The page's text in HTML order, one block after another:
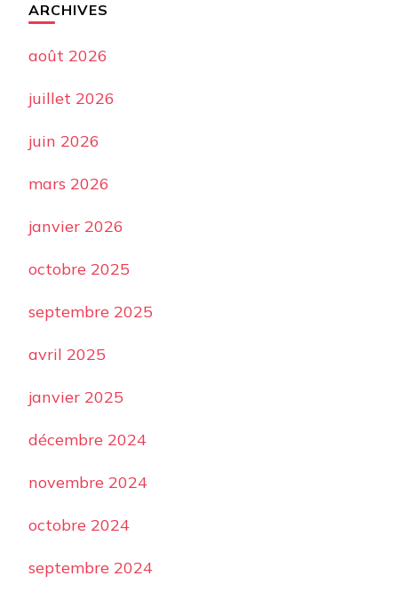
ARCHIVES
août 2026
juillet 2026
juin 2026
mars 2026
janvier 2026
octobre 2025
septembre 2025
avril 2025
janvier 2025
décembre 2024
novembre 2024
octobre 2024
septembre 2024